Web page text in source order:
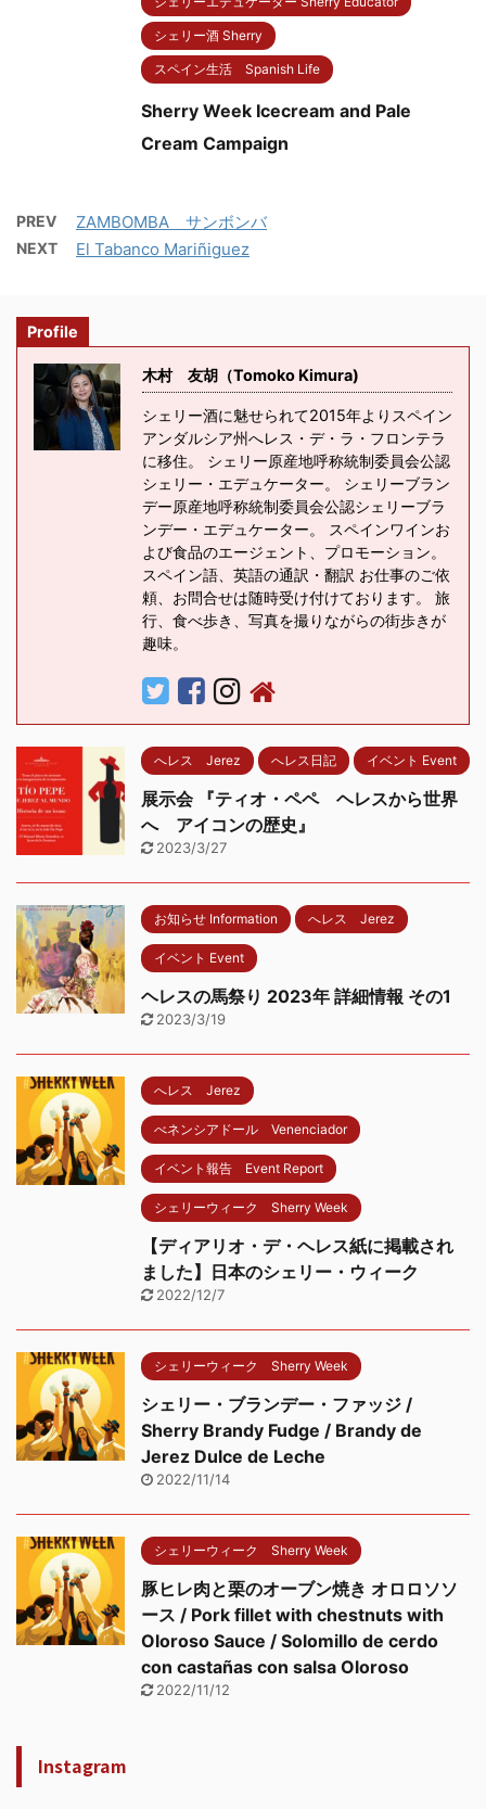
シェリー酒 Sherry
スペイン生活 Spanish Life
Sherry Week Icecream and Pale
Cream Campaign
PREV ZAMBOMBA サンボンバ
NEXT El Tabanco Mariñiguez
Profile
木村 友胡（Tomoko Kimura)
シェリー酒に魅せられて2015年よりスペイン
アンダルシア州へレス・デ・ラ・フロンテラ
に移住。 シェリー原産地呼称統制委員会公認
シェリー・エデュケーター。 シェリーブラン
デー原産地呼称統制委員会公認シェリーブラ
ンデー・エデュケーター。 スペインワインお
よび食品のエージェント、プロモーション。
スペイン語、英語の通訳・翻訳 お仕事のご依
頼、お問合せは随時受け付けております。 旅
行、食べ歩き、写真を撮りながらの街歩きが
趣味。
へレス Jerez へレス日記 イベント Event
展示会 『ティオ・ペペ ヘレスから世界
へ アイコンの歴史』
2023/3/27
お知らせ Information へレス Jerez
イベント Event
ヘレスの馬祭り 2023年 詳細情報 その1
2023/3/19
へレス Jerez
べネンシアドール Venenciador
イベント報告 Event Report
シェリーウィーク Sherry Week
【ディアリオ・デ・ヘレス紙に掲載され
ました】日本のシェリー・ウィーク
2022/12/7
シェリーウィーク Sherry Week
シェリー・ブランデー・ファッジ /
Sherry Brandy Fudge / Brandy de
Jerez Dulce de Leche
2022/11/14
シェリーウィーク Sherry Week
豚ヒレ肉と栗のオーブン焼き オロロソソ
ース / Pork fillet with chestnuts with
Oloroso Sauce / Solomillo de cerdo
con castañas con salsa Oloroso
2022/11/12
Instagram